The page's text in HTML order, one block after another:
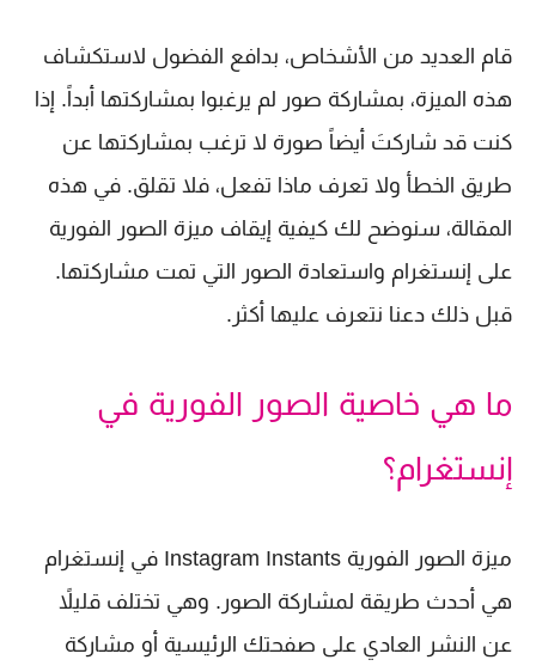
قام العديد من الأشخاص، بدافع الفضول لاستكشاف
هذه الميزة، بمشاركة صور لم يرغبوا بمشاركتها أبداً. إذا
كنت قد شاركتَ أيضاً صورة لا ترغب بمشاركتها عن
طريق الخطأ ولا تعرف ماذا تفعل، فلا تقلق. في هذه
المقالة، سنوضح لك كيفية إيقاف ميزة الصور الفورية
على إنستغرام واستعادة الصور التي تمت مشاركتها.
قبل ذلك دعنا نتعرف عليها أكثر.
ما هي خاصية الصور الفورية في
إنستغرام؟
ميزة الصور الفورية Instagram Instants في إنستغرام
هي أحدث طريقة لمشاركة الصور. وهي تختلف قليلاً
عن النشر العادي على صفحتك الرئيسية أو مشاركة